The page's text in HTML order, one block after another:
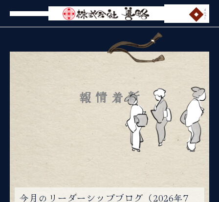
を
メニュー
新着情報
今月のリーダーシップブログ（2026年7
ペ
ペ
ペ